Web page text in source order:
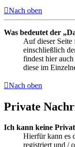
Nach oben
Was bedeutet der
Auf dieser Seite
einschließlich
findest hier
diese im
Nach oben
Private
Ich kann keine
Hierfür kann es
registriert und /